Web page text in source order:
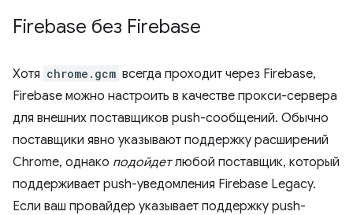
Firebase без Firebase
Хотя chrome.gcm всегда проходит через Firebase,
Firebase можно настроить в качестве прокси-сервера
для внешних поставщиков push-сообщений. Обычно
поставщики явно указывают поддержку расширений
Chrome, однако подойдетлюбой поставщик, который
поддерживает push-уведомления Firebase Legacy.
Если ваш провайдер указывает поддержку push-